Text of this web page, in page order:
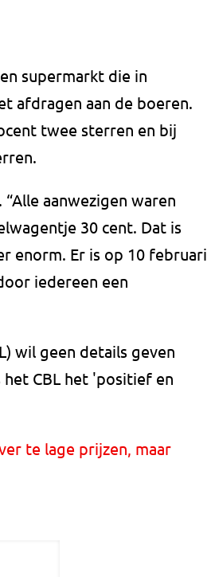
supermarkt die in
afdragen aan de boeren.
twee sterren en bij
aanwezigen waren
30 cent. Dat is
enorm. Er is op 10 februari
iedereen een
wil geen details geven
het CBL het 'positief en
te lage prijzen, maar